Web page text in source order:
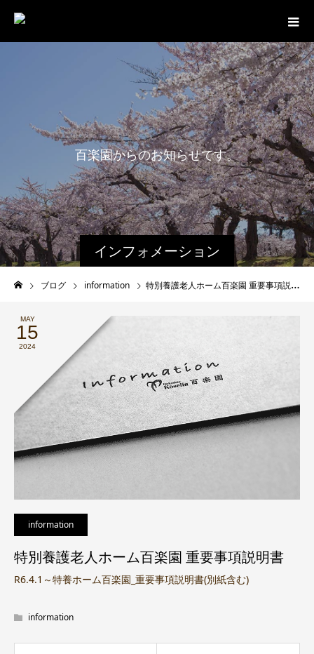
インフォメーション
百楽園からのお知らせです。
ブログ information 特別養護老人ホーム百楽園 重要事項説明書
MAY
15
2024
information
特別養護老人ホーム百楽園 重要事項説明書
R6.4.1～特養ホーム百楽園_重要事項説明書(別紙含む)
information